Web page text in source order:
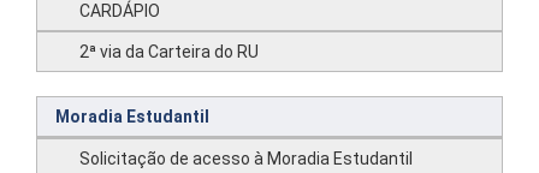
CARDÁPIO
2ª via da Carteira do RU
Moradia Estudantil
Solicitação de acesso à Moradia Estudantil